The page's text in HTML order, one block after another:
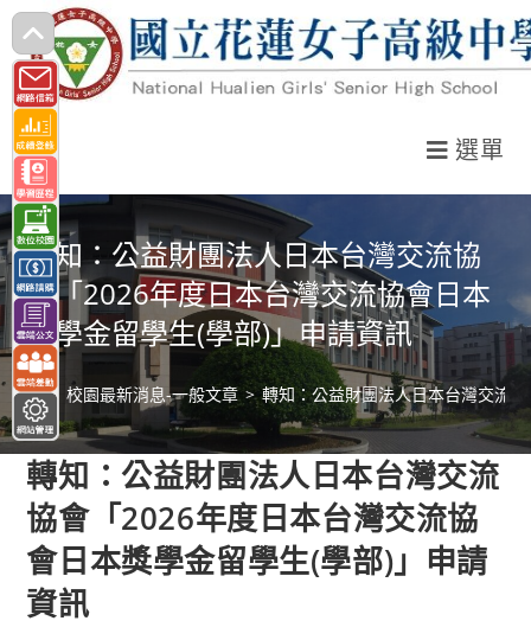
跳
轉
至
主
要
內
容
選單
轉知：公益財團法人日本台灣交流協
會「2026年度日本台灣交流協會日本
獎學金留學生(學部)」申請資訊
> 校園最新消息-一般文章 > 轉知：公益財團法人日本台灣交流
轉知：公益財團法人日本台灣交流
協會「2026年度日本台灣交流協
會日本獎學金留學生(學部)」申請
資訊